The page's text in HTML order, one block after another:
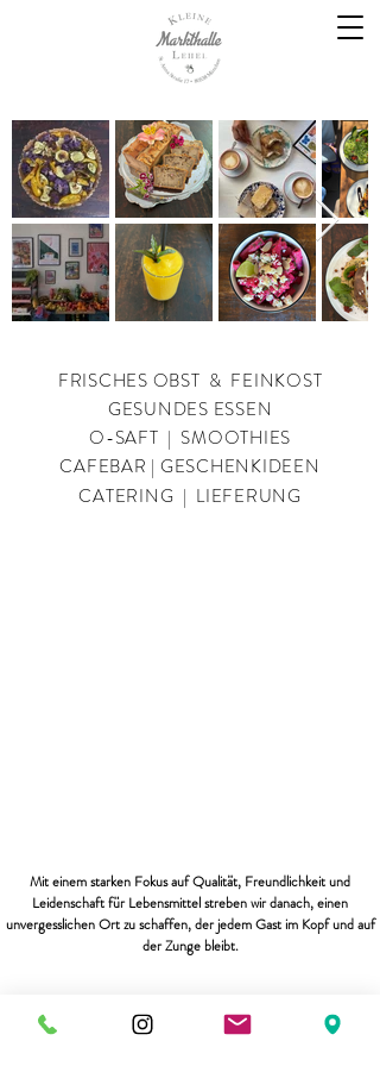
FRISCHES OBST & FEINKOST
GESUNDES ESSEN
O-SAFT | SMOOTHIES
CAFEBAR | GESCHENKIDEEN
CATERING | LIEFERUNG
Mit einem starken Fokus auf Qualität, Freundlichkeit und
Leidenschaft für Lebensmittel streben wir danach, einen
unvergesslichen Ort zu schaffen, der jedem Gast im Kopf und auf
der Zunge bleibt.